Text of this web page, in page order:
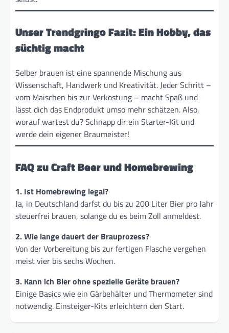
Unser Trendgringo Fazit: Ein Hobby, das
süchtig macht
Selber brauen ist eine spannende Mischung aus
Wissenschaft, Handwerk und Kreativität. Jeder Schritt –
vom Maischen bis zur Verkostung – macht Spaß und
lässt dich das Endprodukt umso mehr schätzen. Also,
worauf wartest du? Schnapp dir ein Starter-Kit und
werde dein eigener Braumeister!
FAQ zu Craft Beer und Homebrewing
1. Ist Homebrewing legal?
Ja, in Deutschland darfst du bis zu 200 Liter Bier pro Jahr
steuerfrei brauen, solange du es beim Zoll anmeldest.
2. Wie lange dauert der Brauprozess?
Von der Vorbereitung bis zur fertigen Flasche vergehen
meist vier bis sechs Wochen.
3. Kann ich Bier ohne spezielle Geräte brauen?
Einige Basics wie ein Gärbehälter und Thermometer sind
notwendig. Einsteiger-Kits erleichtern den Start.